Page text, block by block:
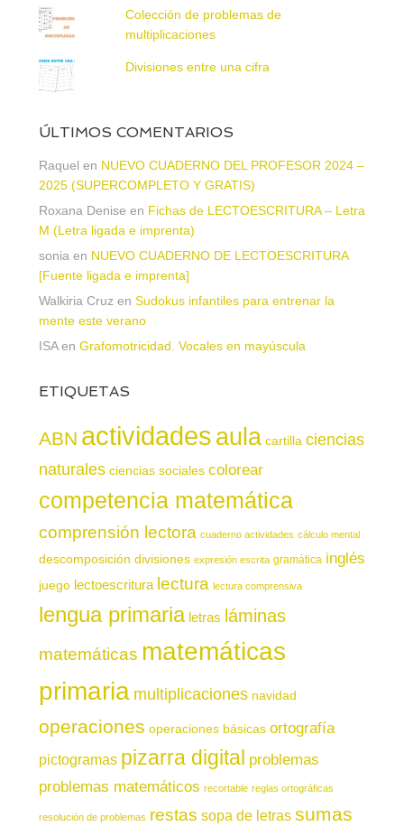
Colección de problemas de
multiplicaciones
Divisiones entre una cifra
ÚLTIMOS COMENTARIOS
Raquel en NUEVO CUADERNO DEL PROFESOR 2024 –
2025 (SUPERCOMPLETO Y GRATIS)
Roxana Denise en Fichas de LECTOESCRITURA – Letra
M (Letra ligada e imprenta)
soniaen NUEVO CUADERNO DE LECTOESCRITURA
[Fuente ligada e imprenta]
Walkiria Cruzen Sudokus infantiles para entrenar la
mente este verano
ISAen Grafomotricidad. Vocales en mayúscula
ETIQUETAS
ABN actividadesaula cartilla ciencias
naturales ciencias sociales colorear
competencia matemática
comprensión lectora cuaderno actividades cálculo mental
descomposición divisiones expresión escrita gramática inglés
juego lectoescritura lectura lectura comprensiva
lengua primaria letras láminas
matemáticas matemáticas
primaria multiplicaciones navidad
operaciones operaciones básicas ortografía
pictogramas pizarra digital problemas
problemas matemáticos recortable reglas ortográficas
resolución de problemas restas sopa de letras sumas